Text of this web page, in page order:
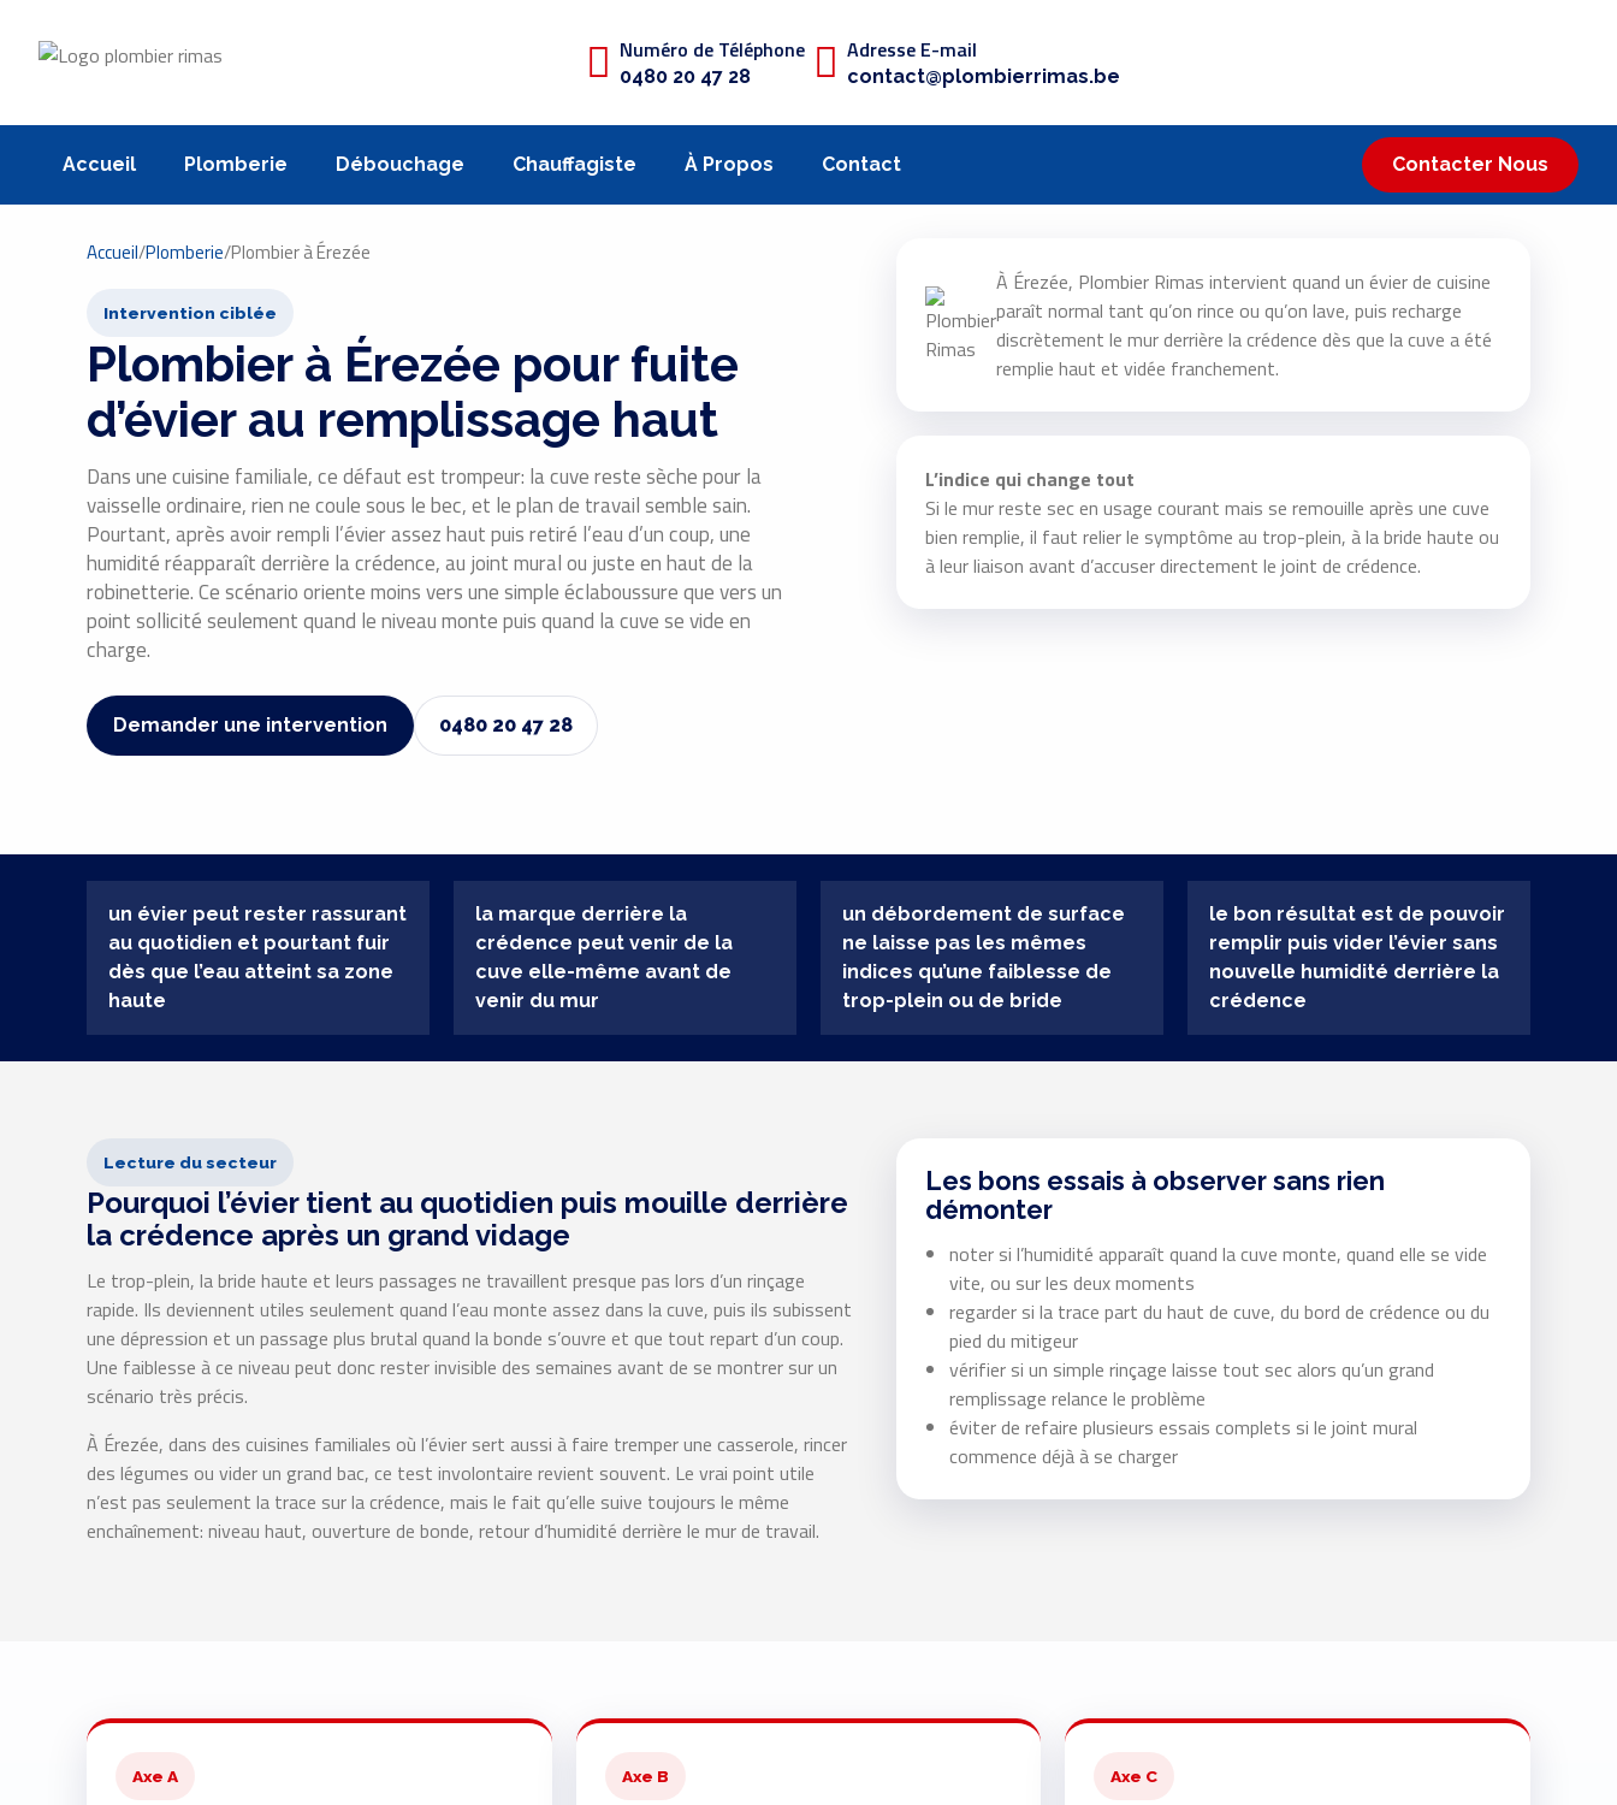
Numéro de Téléphone
0480 20 47 28
Adresse E-mail
contact@plombierrimas.be
Accueil Plomberie Débouchage Chauffagiste À Propos Contact Contacter Nous
Accueil/Plomberie/Plombier à Érezée
Intervention ciblée
Plombier à Érezée pour fuite
d’évier au remplissage haut
Dans une cuisine familiale, ce défaut est trompeur: la cuve reste sèche pour la
vaisselle ordinaire, rien ne coule sous le bec, et le plan de travail semble sain.
Pourtant, après avoir rempli l’évier assez haut puis retiré l’eau d’un coup, une
humidité réapparaît derrière la crédence, au joint mural ou juste en haut de la
robinetterie. Ce scénario oriente moins vers une simple éclaboussure que vers un
point sollicité seulement quand le niveau monte puis quand la cuve se vide en
charge.
Demander une intervention 0480 20 47 28
À Érezée, Plombier Rimas intervient quand un évier de cuisine
paraît normal tant qu’on rince ou qu’on lave, puis recharge
discrètement le mur derrière la crédence dès que la cuve a été
remplie haut et vidée franchement.
L’indice qui change tout
Si le mur reste sec en usage courant mais se remouille après une cuve
bien remplie, il faut relier le symptôme au trop-plein, à la bride haute ou
à leur liaison avant d’accuser directement le joint de crédence.
un évier peut rester rassurant
au quotidien et pourtant fuir
dès que l’eau atteint sa zone
haute
la marque derrière la
crédence peut venir de la
cuve elle-même avant de
venir du mur
un débordement de surface
ne laisse pas les mêmes
indices qu’une faiblesse de
trop-plein ou de bride
le bon résultat est de pouvoir
remplir puis vider l’évier sans
nouvelle humidité derrière la
crédence
Lecture du secteur
Pourquoi l’évier tient au quotidien puis mouille derrière
la crédence après un grand vidage
Le trop-plein, la bride haute et leurs passages ne travaillent presque pas lors d’un rinçage
rapide. Ils deviennent utiles seulement quand l’eau monte assez dans la cuve, puis ils subissent
une dépression et un passage plus brutal quand la bonde s’ouvre et que tout repart d’un coup.
Une faiblesse à ce niveau peut donc rester invisible des semaines avant de se montrer sur un
scénario très précis.
À Érezée, dans des cuisines familiales où l’évier sert aussi à faire tremper une casserole, rincer
des légumes ou vider un grand bac, ce test involontaire revient souvent. Le vrai point utile
n’est pas seulement la trace sur la crédence, mais le fait qu’elle suive toujours le même
enchaînement: niveau haut, ouverture de bonde, retour d’humidité derrière le mur de travail.
Les bons essais à observer sans rien
démonter
noter si l’humidité apparaît quand la cuve monte, quand elle se vide
vite, ou sur les deux moments
regarder si la trace part du haut de cuve, du bord de crédence ou du
pied du mitigeur
vérifier si un simple rinçage laisse tout sec alors qu’un grand
remplissage relance le problème
éviter de refaire plusieurs essais complets si le joint mural
commence déjà à se charger
Axe A Axe B Axe C